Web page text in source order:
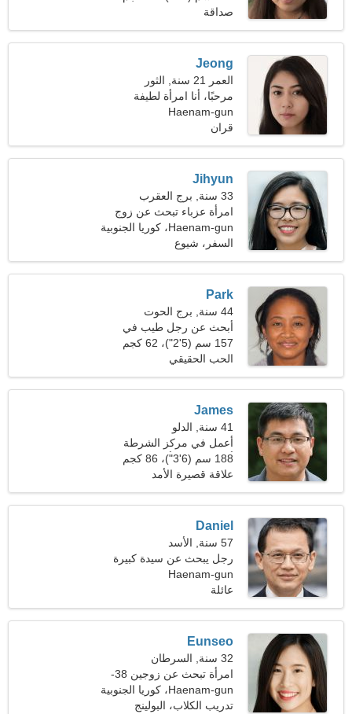
(116 رطلا)
صداقة
Jeong
العمر 21 سنة, الثور
مرحبًا، أنا امرأة لطيفة
Haenam-gun
قران
Jihyun
33 سنة, برج العقرب
امرأة عزباء تبحث عن زوج
Haenam-gun، كوريا الجنوبية
السفر، شيوع
Park
44 سنة, برج الحوت
أبحث عن رجل طيب في
نزهة
157 سم (5'2")، 62 كجم
(136 رطلا)
الحب الحقيقي
James
41 سنة, الدلو
أعمل في مركز الشرطة
أبحث عن امرأة رائعة188 سم (6'3")، 86 كجم
(189 رطلا)
علاقة قصيرة الأمد
Daniel
57 سنة, الأسد
رجل يبحث عن سيدة كبيرة
48-53
Haenam-gun
عائلة
Eunseo
32 سنة, السرطان
امرأة تبحث عن زوجين 38-
39
Haenam-gun، كوريا الجنوبية
تدريب الكلاب، البولينج